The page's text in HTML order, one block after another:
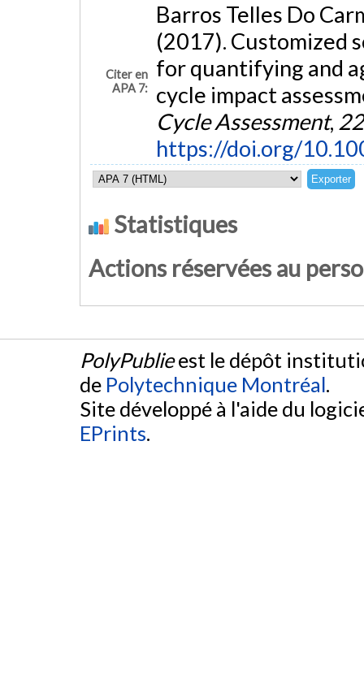
Citer en
APA 7:
Barros Telles Do
(2017). Customized
for quantifying and
cycle impact
Cycle Assessment, 22
https://doi.org/
Statistiques
Actions réservées au
PolyPublieest le dépôt
de Polytechnique Montréal.
Site développé à l'aide du
EPrints.